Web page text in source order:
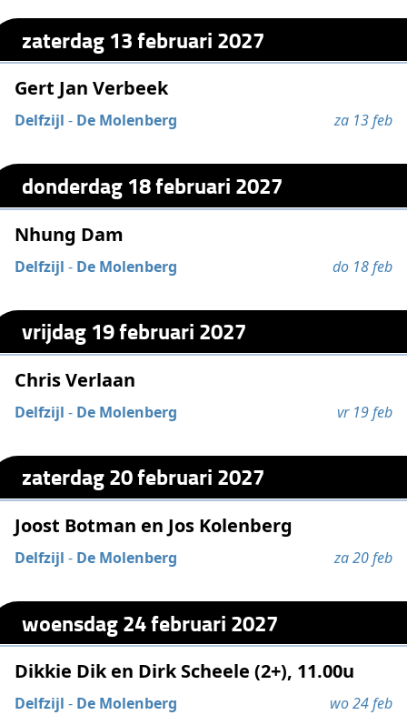
zaterdag 13 februari 2027
Gert Jan Verbeek
Delfzijl - De Molenberg za 13 feb
donderdag 18 februari 2027
Nhung Dam
Delfzijl - De Molenberg do 18 feb
vrijdag 19 februari 2027
Chris Verlaan
Delfzijl - De Molenberg vr 19 feb
zaterdag 20 februari 2027
Joost Botman en Jos Kolenberg
Delfzijl - De Molenberg za 20 feb
woensdag 24 februari 2027
Dikkie Dik en Dirk Scheele (2+), 11.00u
Delfzijl - De Molenberg wo 24 feb